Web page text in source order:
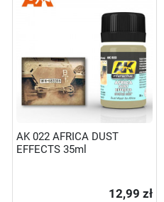
AK 022 AFRICA DUST
EFFECTS 35ml
12,99 zł